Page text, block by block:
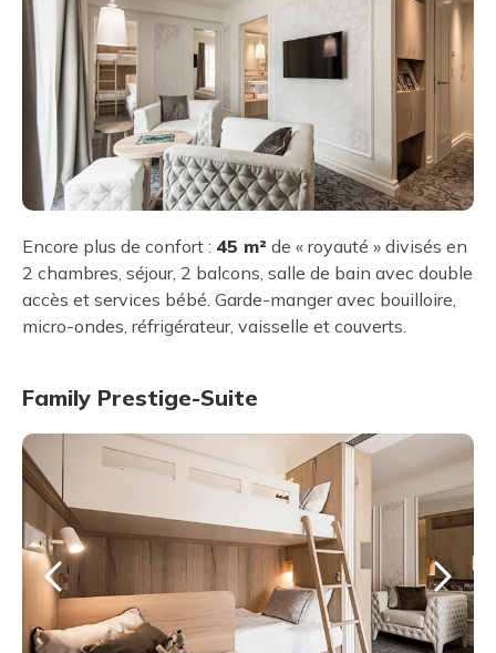
Encore plus de confort : 45 m² de « royauté » divisés en
2 chambres, séjour, 2 balcons, salle de bain avec double
accès et services bébé. Garde-manger avec bouilloire,
micro-ondes, réfrigérateur, vaisselle et couverts.
Family Prestige-Suite